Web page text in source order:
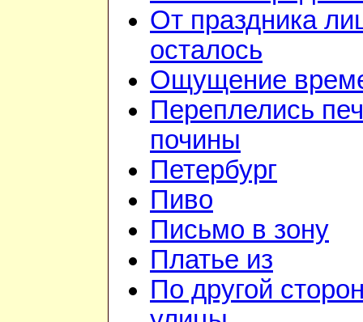
От праздника
осталось
Ощущение
Переплелись
почины
Петербург
Пиво
Письмо в зону
Платье из
По другой